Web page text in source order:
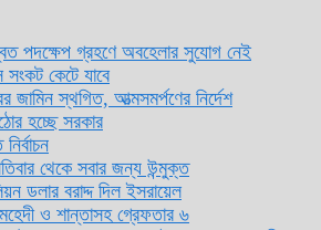
পদক্ষেপ গ্রহণে অবহেলার সুযোগ নেই
কেটে যাবে
জামিন স্থগিত, আত্মসমর্পণের নির্দেশ
হচ্ছে সরকার
থেকে সবার জন্য উন্মুক্ত
ডলার বরাদ্দ দিল ইসরায়েল
ও শান্তাসহ গ্রেফতার ৬